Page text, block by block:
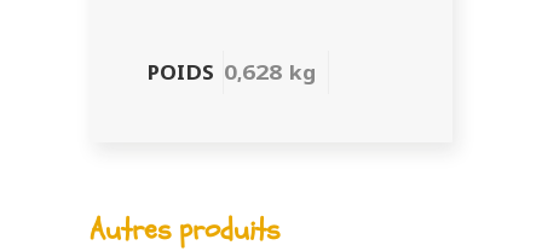
POIDS 0,628 kg
Autres produits